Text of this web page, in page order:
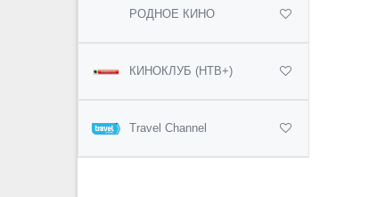
РОДНОЕ КИНО
КИНОКЛУБ (НТВ+)
Travel Channel